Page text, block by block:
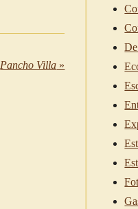
Pancho Villa »